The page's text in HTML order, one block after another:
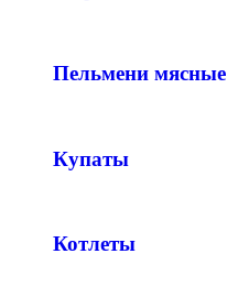
Пельмени мясные
Купаты
Котлеты